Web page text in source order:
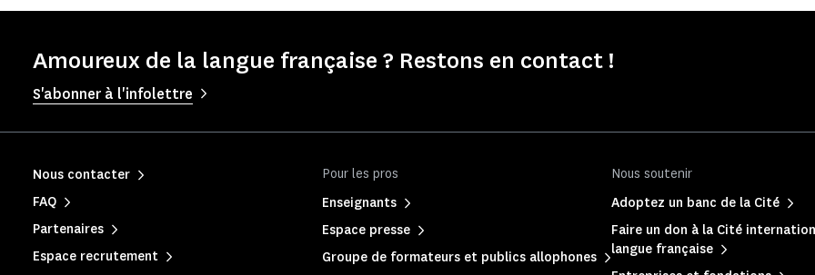
Amoureux de la langue française ? Restons en contact !
S'abonner à l'infolettre
Pour les pros
Enseignants
Espace presse
Groupe de formateurs et publics allophones
Nous soutenir
Adoptez un banc de la Cité
Faire un don à la Cité
langue française
Nous contacter
FAQ
Partenaires
Espace recrutement